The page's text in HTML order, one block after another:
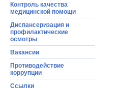
Контроль качества
медицинской помощи
Диспансеризация и
профилактические
осмотры
Вакансии
Противодействие
коррупции
Ссылки